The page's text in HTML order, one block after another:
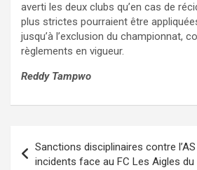
averti les deux clubs qu’en cas de
plus strictes pourraient être
jusqu’à l’exclusion du championnat,
règlements en vigueur.
Reddy Tampwo
de
Sanctions disciplinaires contre
incidents face au FC Les Aigles du